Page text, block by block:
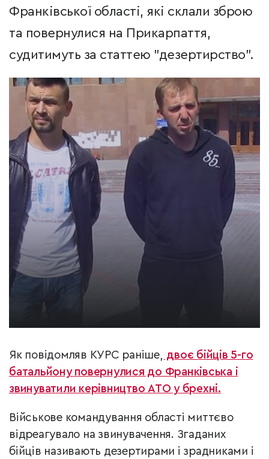
Франківської області, які склали зброю
та повернулися на Прикарпаття,
судитимуть за статтею "дезертирство".
Як повідомляв КУРС раніше, двоє бійців 5-го
батальйону повернулися до Франківська і
звинуватили керівництво АТО у брехні.
Військове командування області миттєво
відреагувало на звинувачення. Згаданих
бійців називають дезертирами і зрадниками і